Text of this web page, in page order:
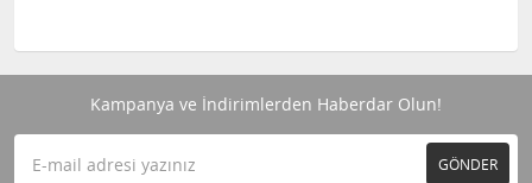
Kampanya ve İndirimlerden Haberdar Olun!
GÖNDER